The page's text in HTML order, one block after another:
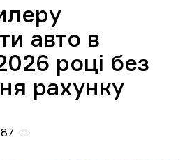
авто в
році без
рахунку
87